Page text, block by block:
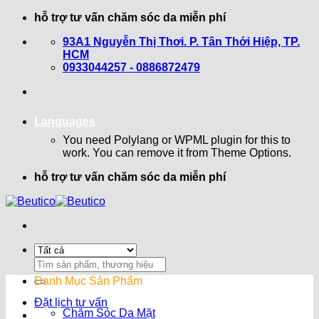
hỗ trợ tư vấn chăm sóc da miễn phí
93A1 Nguyễn Thị Thơi. P. Tân Thới Hiệp, TP.
HCM
0933044257 - 0886872479
Languages
You need Polylang or WPML plugin for this to
work. You can remove it from Theme Options.
hỗ trợ tư vấn chăm sóc da miễn phí
Search
for:
Đặt lịch tư vấn
Danh Mục Sản Phẩm
Chăm Sóc Da Mặt